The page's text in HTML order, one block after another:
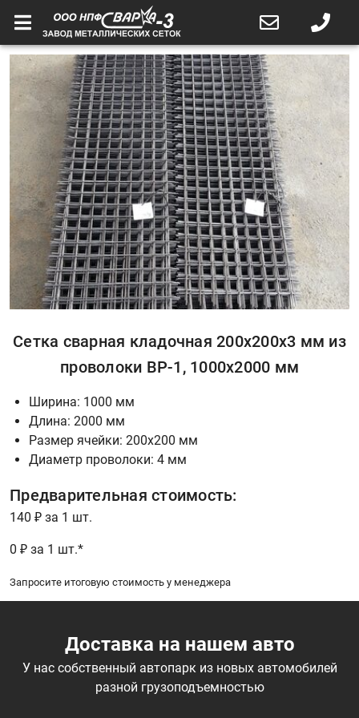
Сетка сварная кладочная 200x200x3 мм из
проволоки ВР-1, 1000x2000 мм
Ширина: 1000 мм
Длина: 2000 мм
Размер ячейки: 200х200 мм
Диаметр проволоки: 4 мм
Предварительная стоимость:
140 ₽ за 1 шт.
0 ₽ за 1 шт.*
Запросите итоговую стоимость у менеджера
Доставка на нашем авто
У нас собственный автопарк из новых автомобилей
разной грузоподъемностью